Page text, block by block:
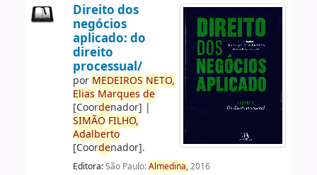
Direito dos
negócios
aplicado: do
direito
processual/
por MEDEIROS NETO,
Elias Marques de
[Coordenador] |
SIMÃO FILHO,
Adalberto
[Coordenador].
Editora:São Paulo:Almedina,2016